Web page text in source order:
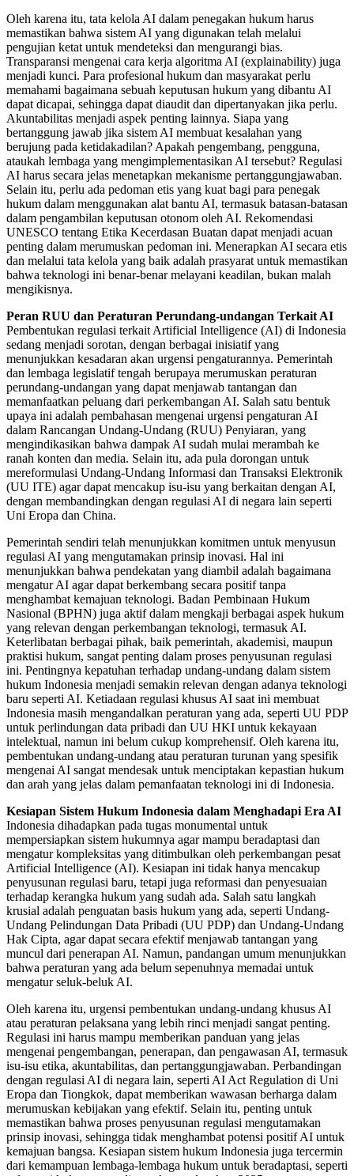
Oleh karena itu, tata kelola AI dalam penegakan hukum harus
memastikan bahwa sistem AI yang digunakan telah melalui
pengujian ketat untuk mendeteksi dan mengurangi bias.
Transparansi mengenai cara kerja algoritma AI (explainability) juga
menjadi kunci. Para profesional hukum dan masyarakat perlu
memahami bagaimana sebuah keputusan hukum yang dibantu AI
dapat dicapai, sehingga dapat diaudit dan dipertanyakan jika perlu.
Akuntabilitas menjadi aspek penting lainnya. Siapa yang
bertanggung jawab jika sistem AI membuat kesalahan yang
berujung pada ketidakadilan? Apakah pengembang, pengguna,
ataukah lembaga yang mengimplementasikan AI tersebut? Regulasi
AI harus secara jelas menetapkan mekanisme pertanggungjawaban.
Selain itu, perlu ada pedoman etis yang kuat bagi para penegak
hukum dalam menggunakan alat bantu AI, termasuk batasan-batasan
dalam pengambilan keputusan otonom oleh AI. Rekomendasi
UNESCO tentang Etika Kecerdasan Buatan dapat menjadi acuan
penting dalam merumuskan pedoman ini. Menerapkan AI secara etis
dan melalui tata kelola yang baik adalah prasyarat untuk memastikan
bahwa teknologi ini benar-benar melayani keadilan, bukan malah
mengikisnya.
Peran RUU dan Peraturan Perundang-undangan Terkait AI
Pembentukan regulasi terkait Artificial Intelligence (AI) di Indonesia
sedang menjadi sorotan, dengan berbagai inisiatif yang
menunjukkan kesadaran akan urgensi pengaturannya. Pemerintah
dan lembaga legislatif tengah berupaya merumuskan peraturan
perundang-undangan yang dapat menjawab tantangan dan
memanfaatkan peluang dari perkembangan AI. Salah satu bentuk
upaya ini adalah pembahasan mengenai urgensi pengaturan AI
dalam Rancangan Undang-Undang (RUU) Penyiaran, yang
mengindikasikan bahwa dampak AI sudah mulai merambah ke
ranah konten dan media. Selain itu, ada pula dorongan untuk
mereformulasi Undang-Undang Informasi dan Transaksi Elektronik
(UU ITE) agar dapat mencakup isu-isu yang berkaitan dengan AI,
dengan membandingkan dengan regulasi AI di negara lain seperti
Uni Eropa dan China.
Pemerintah sendiri telah menunjukkan komitmen untuk menyusun
regulasi AI yang mengutamakan prinsip inovasi. Hal ini
menunjukkan bahwa pendekatan yang diambil adalah bagaimana
mengatur AI agar dapat berkembang secara positif tanpa
menghambat kemajuan teknologi. Badan Pembinaan Hukum
Nasional (BPHN) juga aktif dalam mengkaji berbagai aspek hukum
yang relevan dengan perkembangan teknologi, termasuk AI.
Keterlibatan berbagai pihak, baik pemerintah, akademisi, maupun
praktisi hukum, sangat penting dalam proses penyusunan regulasi
ini. Pentingnya kepatuhan terhadap undang-undang dalam sistem
hukum Indonesia menjadi semakin relevan dengan adanya teknologi
baru seperti AI. Ketiadaan regulasi khusus AI saat ini membuat
Indonesia masih mengandalkan peraturan yang ada, seperti UU PDP
untuk perlindungan data pribadi dan UU HKI untuk kekayaan
intelektual, namun ini belum cukup komprehensif. Oleh karena itu,
pembentukan undang-undang atau peraturan turunan yang spesifik
mengenai AI sangat mendesak untuk menciptakan kepastian hukum
dan arah yang jelas dalam pemanfaatan teknologi ini di Indonesia.
Kesiapan Sistem Hukum Indonesia dalam Menghadapi Era AI
Indonesia dihadapkan pada tugas monumental untuk
mempersiapkan sistem hukumnya agar mampu beradaptasi dan
mengatur kompleksitas yang ditimbulkan oleh perkembangan pesat
Artificial Intelligence (AI). Kesiapan ini tidak hanya mencakup
penyusunan regulasi baru, tetapi juga reformasi dan penyesuaian
terhadap kerangka hukum yang sudah ada. Salah satu langkah
krusial adalah penguatan basis hukum yang ada, seperti Undang-
Undang Pelindungan Data Pribadi (UU PDP) dan Undang-Undang
Hak Cipta, agar dapat secara efektif menjawab tantangan yang
muncul dari penerapan AI. Namun, pandangan umum menunjukkan
bahwa peraturan yang ada belum sepenuhnya memadai untuk
mengatur seluk-beluk AI.
Oleh karena itu, urgensi pembentukan undang-undang khusus AI
atau peraturan pelaksana yang lebih rinci menjadi sangat penting.
Regulasi ini harus mampu memberikan panduan yang jelas
mengenai pengembangan, penerapan, dan pengawasan AI, termasuk
isu-isu etika, akuntabilitas, dan pertanggungjawaban. Perbandingan
dengan regulasi AI di negara lain, seperti AI Act Regulation di Uni
Eropa dan Tiongkok, dapat memberikan wawasan berharga dalam
merumuskan kebijakan yang efektif. Selain itu, penting untuk
memastikan bahwa proses penyusunan regulasi mengutamakan
prinsip inovasi, sehingga tidak menghambat potensi positif AI untuk
kemajuan bangsa. Kesiapan sistem hukum Indonesia juga tercermin
dari kemampuan lembaga-lembaga hukum untuk beradaptasi, seperti